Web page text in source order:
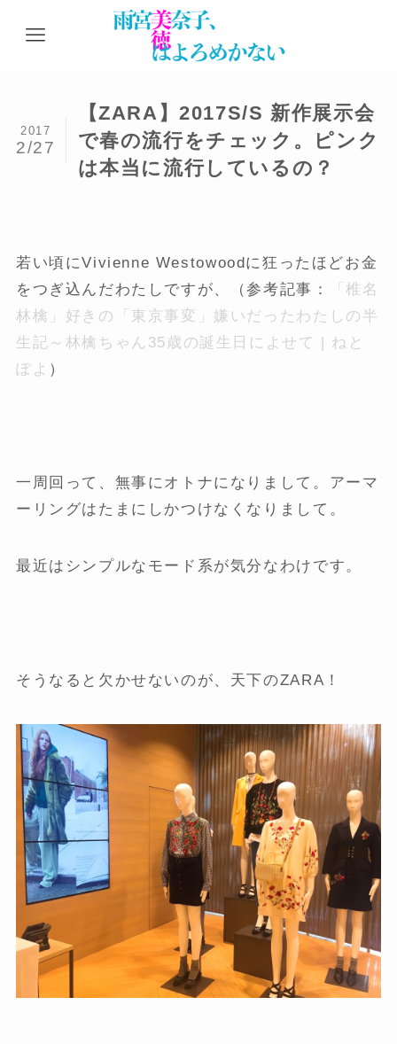
【ZARA】2017S/S 新作展示会
で春の流行をチェック。ピンク
は本当に流行しているの？
2017
2/27
若い頃にVivienne Westowoodに狂ったほどお金
をつぎ込んだわたしですが、（参考記事：
「椎名
林檎」好きの「東京事変」嫌いだったわたしの半
生記～林檎ちゃん35歳の誕生日によせて | ねと
ぽよ ）
一周回って、無事にオトナになりまして。アーマ
ーリングはたまにしかつけなくなりまして。
最近はシンプルなモード系が気分なわけです。
そうなると欠かせないのが、天下のZARA！